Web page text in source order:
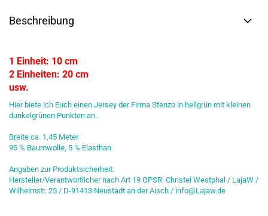
Beschreibung
1 Einheit: 10 cm
2 Einheiten: 20 cm
usw.
Hier biete ich Euch einen Jersey der Firma Stenzo in hellgrün mit kleinen
dunkelgrünen Punkten an.
Breite ca. 1,45 Meter
95 % Baumwolle, 5 % Elasthan
Angaben zur Produktsicherheit:
Hersteller/Verantwortlicher nach Art 19 GPSR: Christel Westphal / LajaW /
Wilhelmstr. 25 / D-91413 Neustadt an der Aisch / info@Lajaw.de